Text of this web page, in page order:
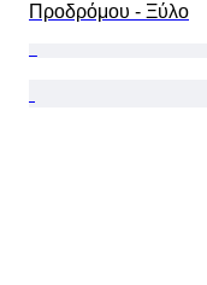
Προδρόμου - Ξύλο